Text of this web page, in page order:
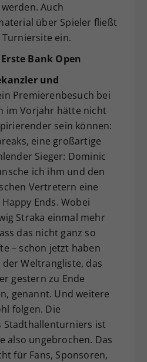
Auch
über Spieler fließt
Turniersite ein.
Bank Open
und
Premierenbesuch bei
im Vorjahr hätte nicht
sein können:
eine großartige
Sieger: Dominic
ich ihm und den
Vertretern eine
Ends. Wobei
Straka einmal mehr
das nicht ganz so
– schon jetzt haben
Weltrangliste, das
gestern zu Ende
genannt. Und weitere
folgen. Die
Stadthallenturniers ist
also ungebrochen. Das
für Fans, Sponsoren,